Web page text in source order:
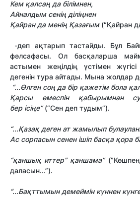
Кем қалсаң да білімнен,
Айналдым сенің діліңнен
Қайран да менің Қазағым(“Қайран
-деп ақтарып тастайды. Бұл
фәлсафасы. Ол басқаларша
астымен жеңілдің үстімен
дегенін тура айтады. Мына жолдар
“...Өлгенсоң дабір қажетім бола қ
Қарсы емеспін қабырымнан
бер ісіңе”(“Сен деп тудым”).
“...Қазақ деген ат жамылып
Ас сорпасын сенен ішіп басқа қора
“қаншық иттер” қаншама”
даласын...”).
“...Бақттымын демеймін күннен